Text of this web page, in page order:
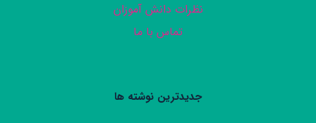
نظرات دانش آموزان
تماس با ما
جدیدترین نوشته ها